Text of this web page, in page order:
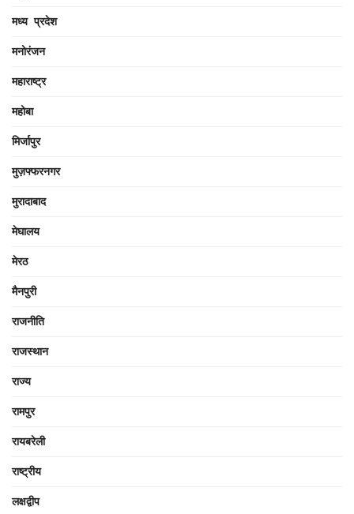
मध्य प्रदेश
मनोरंजन
महाराष्ट्र
महोबा
मिर्जापुर
मुज़फ्फरनगर
मुरादाबाद
मेघालय
मेरठ
मैनपुरी
राजनीति
राजस्थान
राज्य
रामपुर
रायबरेली
राष्ट्रीय
लक्षद्वीप